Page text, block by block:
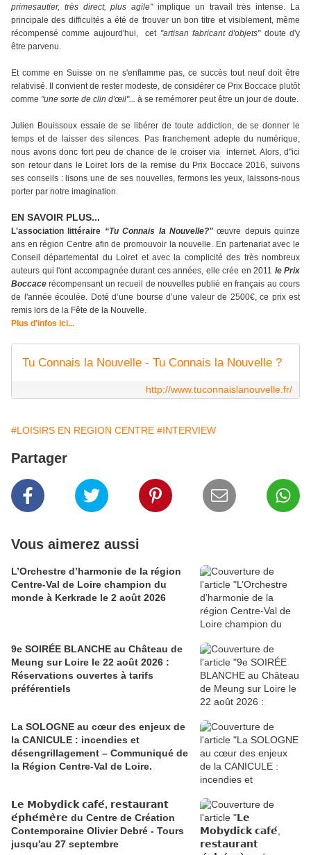
primesautier, très direct, plus agile" implique un travail très intense. La
principale des difficultés a été de trouver un bon titre et visiblement, même
récompensé comme aujourd'hui, cet "artisan fabricant d'objets"doute d'y
être parvenu.
Et comme en Suisse on ne s'enflamme pas, ce succès tout neuf doit être
relativisé. Il convient de rester modeste, de considérer ce Prix Boccace plutôt
comme "une sorte de clin d'œil"... à se remémorer peut être un jour de doute.
Julien Bouissoux essaie de se libérer de toute addiction, de se donner le
temps et de laisser des silences. Pas franchement adepte du numérique,
nous avons donc fort peu de chance de le croiser via internet. Alors, d''ici
son retour dans le Loiret lors de la remise du Prix Boccace 2016, suivons
ses conseils : lisons une de ses nouvelles, fermons les yeux, laissons-nous
porter par notre imagination.
EN SAVOIR PLUS...
L'association littéraire “Tu Connais la Nouvelle?"œuvre depuis quinze
ans en région Centre afin de promouvoir la nouvelle. En partenariat avec le
Conseil départemental du Loiret et avec la complicité des très nombreux
auteurs qui l'ont accompagnée durant ces années, elle crée en 2011 le Prix
Boccacerécompensant un recueil de nouvelles publié en français au cours
de l'année écoulée. Doté d’une bourse d’une valeur de 2500€, ce prix est
remis lors de la Fête de la Nouvelle.
Plus d'infos ici...
Tu Connais la Nouvelle - Tu Connais la Nouvelle ?
http://www.tuconnaislanouvelle.fr/
#LOISIRS EN REGION CENTRE #INTERVIEW
Partager
Vous aimerez aussi
L’Orchestre d’harmonie de la région
Centre-Val de Loire champion du
monde à Kerkrade le 2 août 2026
9e SOIRÉE BLANCHE au Château de
Meung sur Loire le 22 août 2026 :
Réservations ouvertes à tarifs
préférentiels
La SOLOGNE au cœur des enjeux de
la CANICULE : incendies et
désengrillagement – Communiqué de
la Région Centre-Val de Loire.
𝗟𝗲 𝗠𝗼𝗯𝘆𝗱𝗶𝗰𝗸 𝗰𝗮𝗳𝗲́, 𝗿𝗲𝘀𝘁𝗮𝘂𝗿𝗮𝗻𝘁
𝗲́𝗽𝗵𝗲́𝗺𝗲̀𝗿𝗲 du Centre de Création
Contemporaine Olivier Debré - Tours
jusqu'au 27 septembre